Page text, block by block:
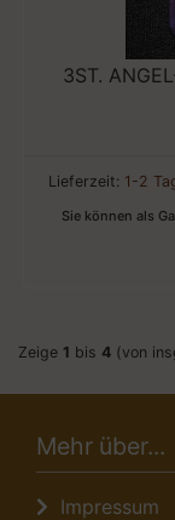
3ST.
Lieferzeit: 1-2
Sie können als
Zeige 1 bis 4 (von
Mehr über...
Impressum